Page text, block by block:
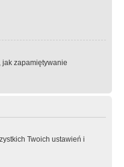
jak zapamiętywanie
Twoich ustawień i